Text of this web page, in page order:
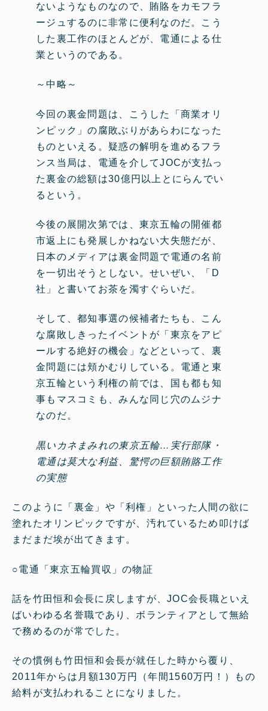
ないようなものなので、賄賂をカモフラ
ージュするのに非常に便利なのだ。こう
した裏工作のほとんどが、電通による仕
業というのである。
～中略～
今回の裏金問題は、こうした「商業オリ
ンピック」の腐敗ぶりがあらわになった
ものといえる。疑惑の解明を進めるフラ
ンス当局は、電通を介してJOCが支払っ
た裏金の総額は30億円以上とにらんでい
るという。
今後の展開次第では、東京五輪の開催都
市返上にも発展しかねない大失態だが、
日本のメディアは裏金問題で電通の名前
を一切出そうとしない。せいぜい、「D
社」と書いてお茶を濁すぐらいだ。
そして、都知事選の候補者たちも、こん
な腐敗しきったイベントが「東京をアピ
ールする絶好の機会」などといって、裏
金問題には頬かむりしている。電通と東
京五輪という利権の前では、国も都も知
事もマスコミも、みんな同じ穴のムジナ
なのだ。
黒いカネまみれの東京五輪…実行部隊・
電通は莫大な利益、驚愕の巨額賄賂工作
の実態
このように「裏金」や「利権」といった人間の欲に
塗れたオリンピックですが、汚れているため叩けば
まだまだ埃が出てきます。
○電通「東京五輪買収」の物証
話を竹田恒和会長に戻しますが、JOC会長職といえ
ばいわゆる名誉職であり、ボランティアとして無給
で務めるのが常でした。
その慣例も竹田恒和会長が就任した時から覆り、
2011年からは月額130万円（年間1560万円！）もの
給料が支払われることになりました。